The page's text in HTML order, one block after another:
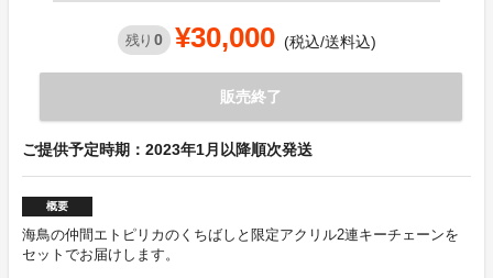
残り 0 ¥30,000 (税込/送料込)
販売終了
ご提供予定時期：2023年1月以降順次発送
概要
海鳥の仲間エトピリカのくちばしと限定アクリル2連キーチェーンを
セットでお届けします。